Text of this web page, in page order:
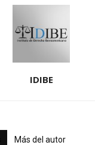
IDIBE
Más del autor